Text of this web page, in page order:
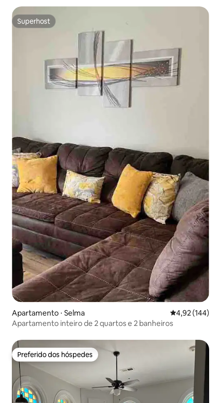
Superhost
Superhost
Apartamento ⋅ Selma 4,92 de uma
4,92 (144)
Apartamento inteiro de 2 quartos e 2 banheiros
Preferido dos hóspedes
Preferido dos hóspedes